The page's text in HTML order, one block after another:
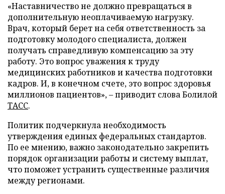
«Наставничество не должно превращаться в
дополнительную неоплачиваемую нагрузку.
Врач, который берет на себя ответственность за
подготовку молодого специалиста, должен
получать справедливую компенсацию за эту
работу. Это вопрос уважения к труду
медицинских работников и качества подготовки
кадров. И, в конечном счете, это вопрос здоровья
миллионов пациентов», – приводит слова Болилой
ТАСС.
Политик подчеркнула необходимость
утверждения единых федеральных стандартов.
По ее мнению, важно законодательно закрепить
порядок организации работы и систему выплат,
что поможет устранить существенные различия
между регионами.